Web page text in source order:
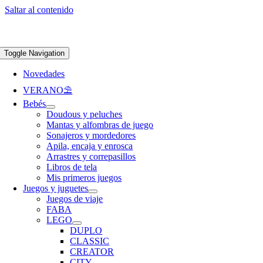
Saltar al contenido
Toggle Navigation
Novedades
VERANO⛱️​
Bebés
Doudous y peluches
Mantas y alfombras de juego
Sonajeros y mordedores
Apila, encaja y enrosca
Arrastres y correpasillos
Libros de tela
Mis primeros juegos
Juegos y juguetes
Juegos de viaje
FABA
LEGO
DUPLO
CLASSIC
CREATOR